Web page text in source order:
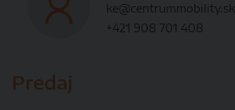
ke@centrummobility.sk
+421 908 701 408
Predaj